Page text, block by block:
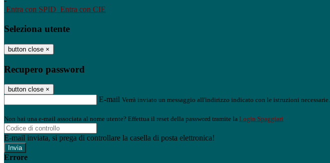
Entra con SPID Entra con CIE
Seleziona utente
button close ×
Recupero password
button close ×
E-mail Verrà inviato un messaggio all'indirizzo indicato con le istruzioni necessarie.
Non hai una e-mail associata al nome utente? Effettua il reset della password tramite la Login Spaggiari
E-mail inviata, si prega di controllare la casella di posta elettronica!
Errore